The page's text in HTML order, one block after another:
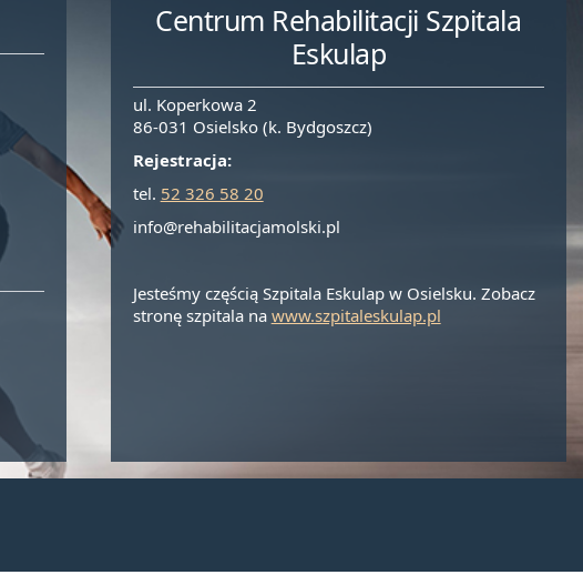
Centrum Rehabilitacji Szpitala
Eskulap
ul. Koperkowa 2
86-031 Osielsko (k. Bydgoszcz)
Rejestracja:
tel. 52 326 58 20
info@rehabilitacjamolski.pl
Jesteśmy częścią Szpitala Eskulap w Osielsku. Zobacz
stronę szpitala na www.szpitaleskulap.pl